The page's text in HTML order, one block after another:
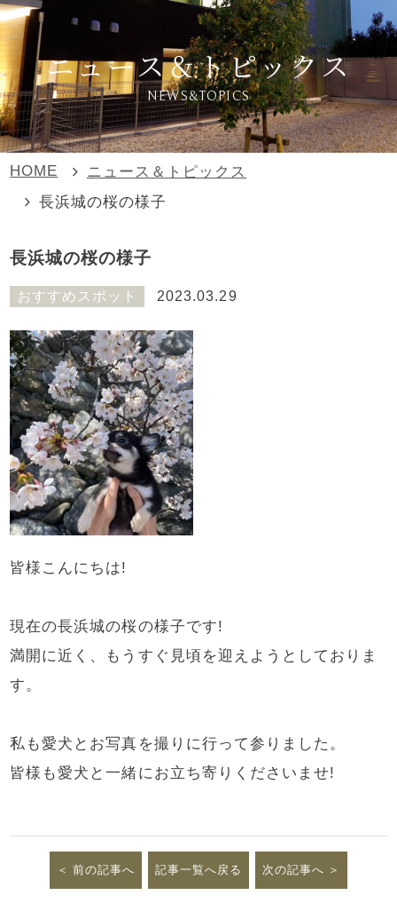
ニュース＆トピックス
NEWS&TOPICS
HOME
ニュース＆トピックス
長浜城の桜の様子
長浜城の桜の様子
おすすめスポット 2023.03.29
皆様こんにちは!
現在の長浜城の桜の様子です!
満開に近く、もうすぐ見頃を迎えようとしておりま
す。
私も愛犬とお写真を撮りに行って参りました。
皆様も愛犬と一緒にお立ち寄りくださいませ!
前の記事へ 記事一覧へ戻る 次の記事へ